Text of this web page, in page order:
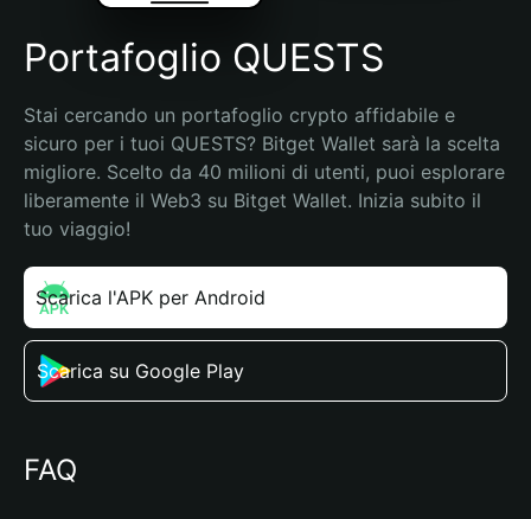
Portafoglio QUESTS
Stai cercando un portafoglio crypto affidabile e
sicuro per i tuoi QUESTS? Bitget Wallet sarà la scelta
migliore. Scelto da 40 milioni di utenti, puoi esplorare
liberamente il Web3 su Bitget Wallet. Inizia subito il
tuo viaggio!
Scarica l'APK per Android
Scarica su Google Play
FAQ